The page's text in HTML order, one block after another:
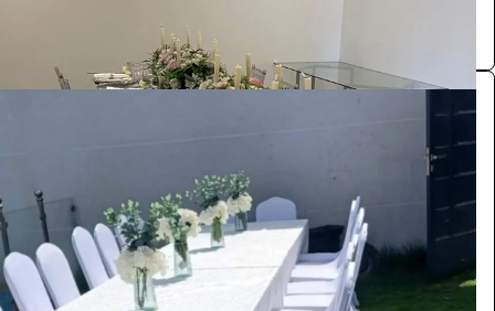
طاولة طعام
الضيافة والمناسبات
165
/ اليوم
الرياض
انجاز